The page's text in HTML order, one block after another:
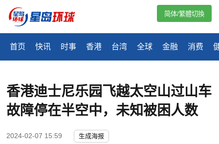
首页 快讯 时事 香港 台湾 全球 金融 消费
简体/繁體切換
香港迪士尼乐园飞越太空山过山车
故障停在半空中，未知被困人数
2024-02-07 15:59 生成海报